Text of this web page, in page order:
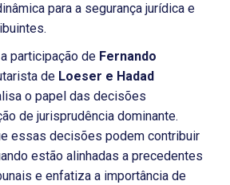
para a segurança jurídica e
participação de Fernando
de Loeser e Hadad
o papel das decisões
de jurisprudência dominante.
essas decisões podem contribuir
estão alinhadas a precedentes
e enfatiza a importância de